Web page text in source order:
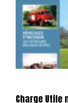
Charge Utile